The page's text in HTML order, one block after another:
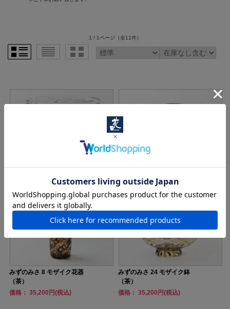
1 / 1ページ （全11件）
価格： 44,000円(税込)
価格： 38,500円(税込)
みずのみさ 8 モザイク花器
（茶）
価格： 35,200円(税込)
みずのみさ 24 モザイク鉢
（茶）
価格： 35,200円(税込)